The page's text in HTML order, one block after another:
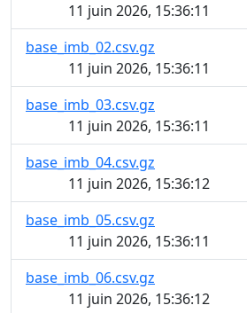
11 juin 2026, 15:36:11
base_imb_02.csv.gz
11 juin 2026, 15:36:11
base_imb_03.csv.gz
11 juin 2026, 15:36:11
base_imb_04.csv.gz
11 juin 2026, 15:36:12
base_imb_05.csv.gz
11 juin 2026, 15:36:11
base_imb_06.csv.gz
11 juin 2026, 15:36:12